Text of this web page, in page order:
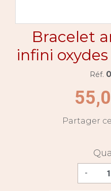
Bracelet
infini
Réf.
Partager
-